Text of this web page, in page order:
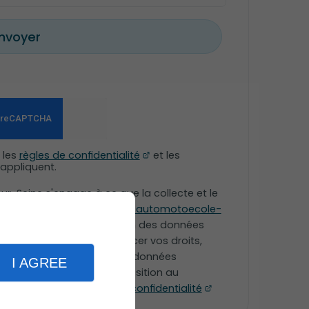
I AGREE
règles de confidentialité
et les
Seine s'engage à ce que la collecte et le
www.automotoecole-
général sur la protection des données
Pour connaître et exercer vos droits,
à l'utilisation des données
inscrire sur la liste d'opposition au
notre
politique de confidentialité